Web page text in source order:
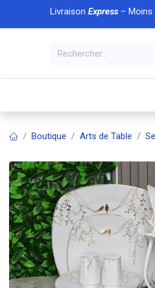
Se rendre au contenu
Livraison Express– Moins
Boutique Arts de Table